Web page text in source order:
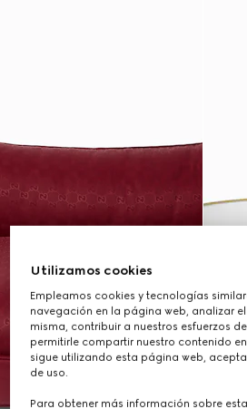
Utilizamos cookies
Empleamos cookies y tecnologías
navegación en la página web, analizar
misma, contribuir a nuestros esfuerzos
permitirle compartir nuestro contenido
sigue utilizando esta página web,
de uso.
Para obtener más información sobre